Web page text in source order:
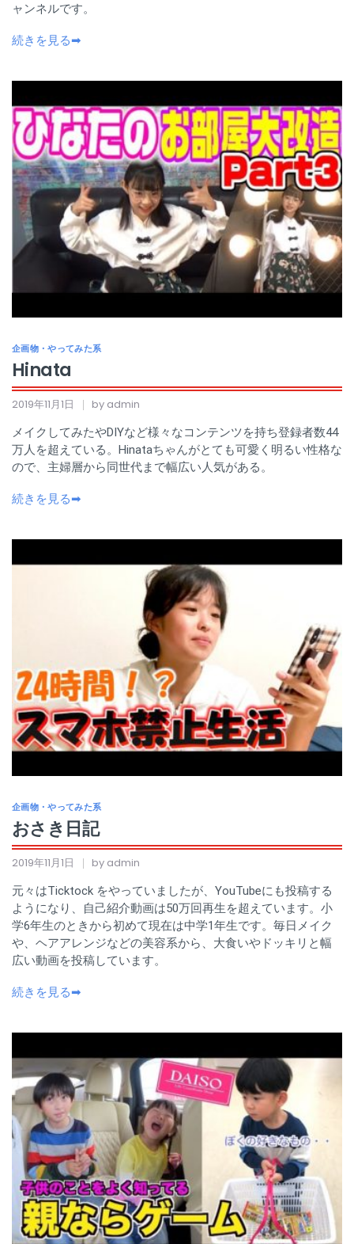
ャンネルです。
続きを見る➡
企画物・やってみた系
Hinata
2019年11月1日 by admin
メイクしてみたやDIYなど様々なコンテンツを持ち登録者数44
万人を超えている。Hinataちゃんがとても可愛く明るい性格な
ので、主婦層から同世代まで幅広い人気がある。
続きを見る➡
企画物・やってみた系
おさき日記
2019年11月1日 by admin
元々はTicktock をやっていましたが、YouTubeにも投稿する
ようになり、自己紹介動画は50万回再生を超えています。小
学6年生のときから初めて現在は中学1年生です。毎日メイク
や、ヘアアレンジなどの美容系から、大食いやドッキリと幅
広い動画を投稿しています。
続きを見る➡